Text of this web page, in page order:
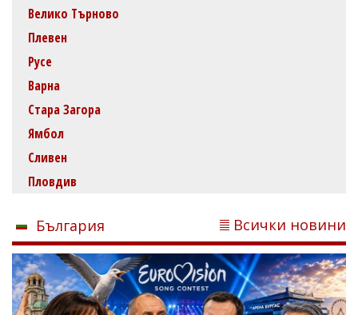
Велико Търново
Плевен
Русе
Варна
Стара Загора
Ямбол
Сливен
Пловдив
България Всички новини